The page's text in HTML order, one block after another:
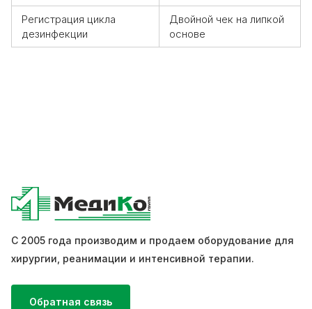
Регистрация цикла
дезинфекции
Двойной чек на липкой
основе
С 2005 года производим и продаем оборудование для
хирургии, реанимации и интенсивной терапии.
Обратная связь